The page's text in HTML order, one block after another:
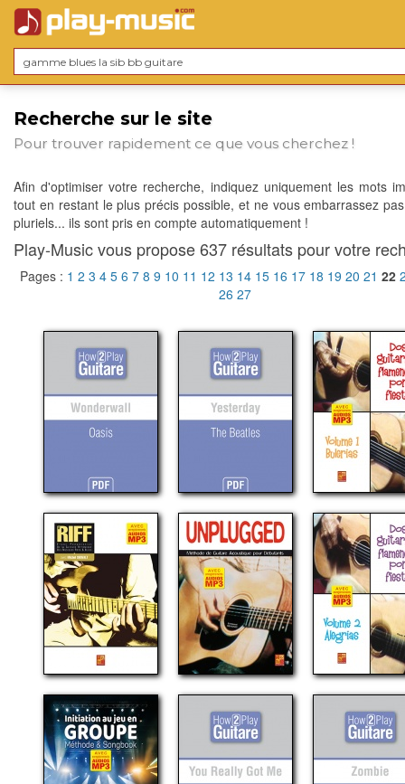
Recherche sur le site
Pour trouver rapidement ce que vous cherchez !
Afin d'optimiser votre recherche, indiquez uniquement les mots
tout en restant le plus précis possible, et ne vous embarrassez
pluriels... ils sont pris en compte automatiquement !
Play-Music vous propose 637 résultats pour votre
Pages : 1 2 3 4 5 6 7 8 9 10 11 12 13 14 15 16 17 18 19 20 21 22
26 27